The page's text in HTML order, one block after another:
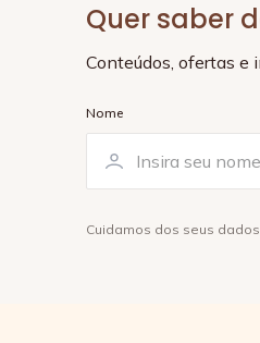
Quer saber
Conteúdos, ofertas e
Nome
Cuidamos dos seus